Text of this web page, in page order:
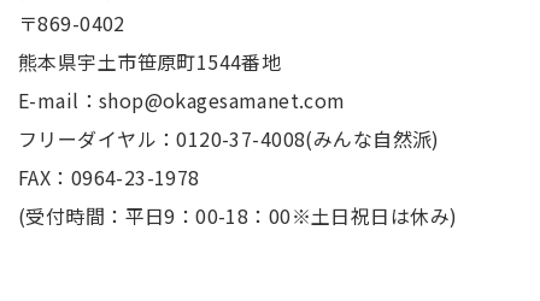
〒869-0402
熊本県宇土市笹原町1544番地
E-mail：shop@okagesamanet.com
フリーダイヤル：0120-37-4008(みんな自然派)
FAX：0964-23-1978
(受付時間：平日9：00-18：00※土日祝日は休み)